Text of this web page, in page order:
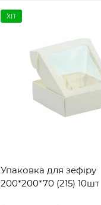
ХІТ
Упаковка для зефіру
200*200*70 (215) 10шт